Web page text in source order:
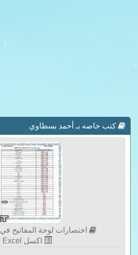
كتب خاصه بـ أحمد بسطاوي
اختصارات لوحة المفاتيح في
اكسل Excel